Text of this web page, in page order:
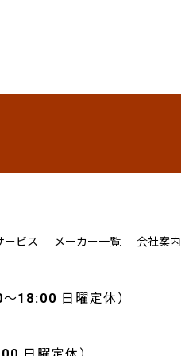
ービス メーカー一覧 会社案内
18:00 日曜定休）